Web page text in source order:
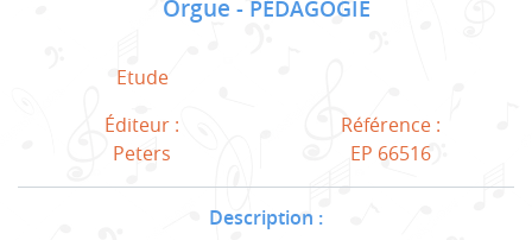
Orgue PÉDAGOGIE
Etude
Éditeur :
Peters
Référence :
EP 66516
Description :